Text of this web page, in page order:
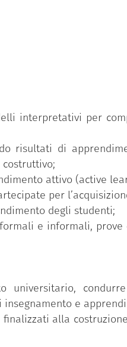
interpretativi per
risultati di
attivo (active
per
degli studenti;
e informali,
universitario,
e
alla